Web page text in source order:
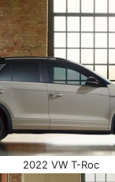
2022 VW T-Roc